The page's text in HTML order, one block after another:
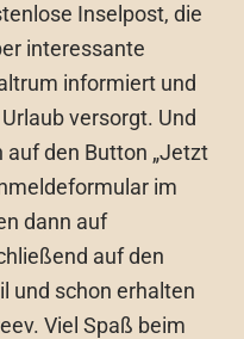
Inselpost, die
interessante
informiert und
versorgt. Und
auf den Button „Jetzt
im
dann auf
auf den
und schon erhalten
Viel Spaß beim